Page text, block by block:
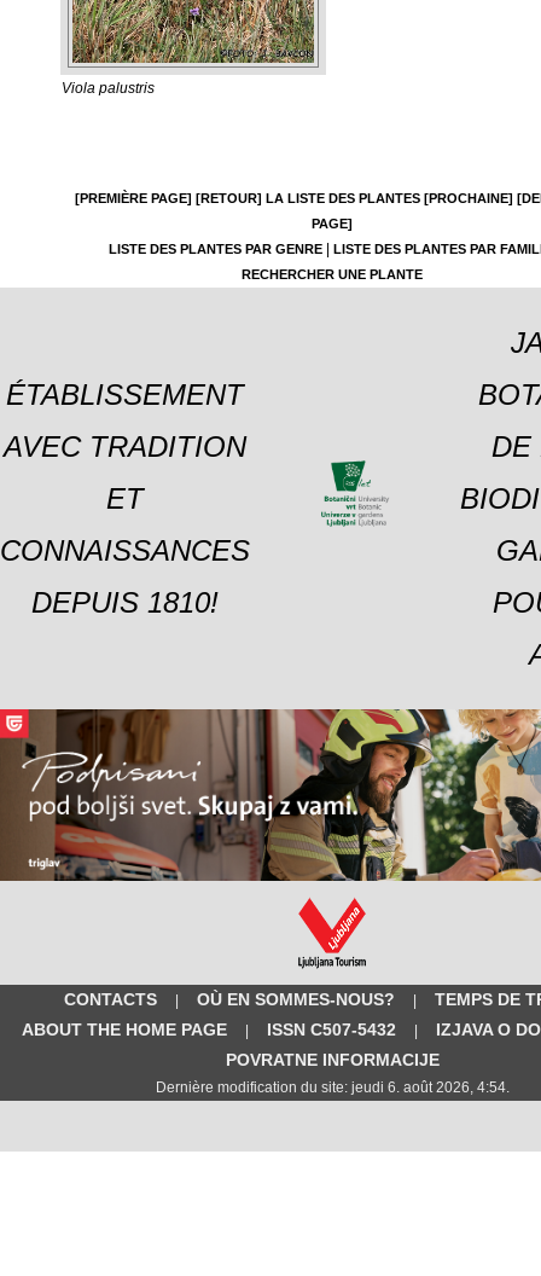
Viola palustris
[PREMIÈRE PAGE] [RETOUR] LA LISTE DES PLANTES [PROCHAINE]
PAGE]
LISTE DES PLANTES PAR GENRE|
LISTE DES PLANTES PAR
RECHERCHER UNE PLANTE
ÉTABLISSEMENT
AVEC TRADITION
ET
CONNAISSANCES
DEPUIS 1810!
DE
CONTACTS | OÙ EN SOMMES-NOUS? |
TEMPS DE
ABOUT THE HOME PAGE
| ISSN C507-5432 |
IZJAVA O
POVRATNE INFORMACIJE
Dernière modification du site: jeudi 6. août 2026, 4:54.